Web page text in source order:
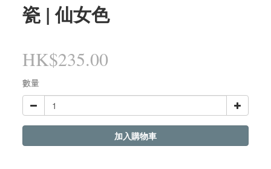
瓷 | 仙女色
HK$235.00
數量
加入購物車